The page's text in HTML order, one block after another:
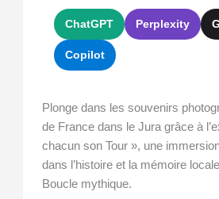
ChatGPT Perplexity
Copilot
Plonge dans les souvenirs
de France dans le Jura grâce à
chacun son Tour », une
dans l’histoire et la mémoire
Boucle mythique.